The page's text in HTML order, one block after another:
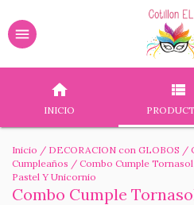
INICIO
Inicio / DECORACION con GLOBOS /
Cumpleaños / Combo Cumple
Pastel Y Unicornio
Combo Cumple